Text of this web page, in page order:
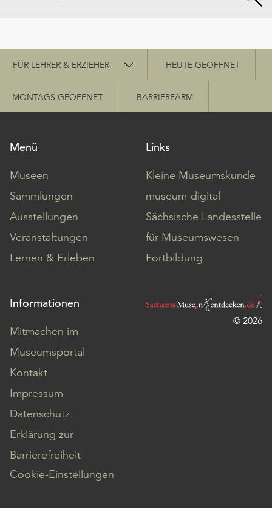
Schnellzugriff
FÜR LEHRER & ERZIEHER HEUTE GEÖFFNET
MONTAGS GEÖFFNET BARRIEREARM
Menü
Museen
Sammlungen
Ausstellungen
Veranstaltungen
Lernen & Erleben
Links
Kleine Museumskunde
museum-digital
Sächsische Landesstelle
für Museumswesen
Fortbildung
Informationen
Mitmachen im
Museumsportal
Kontakt
Impressum
Datenschutz
Erklärung zur
Barrierefreiheit
Cookie-Einstellungen
© 2026